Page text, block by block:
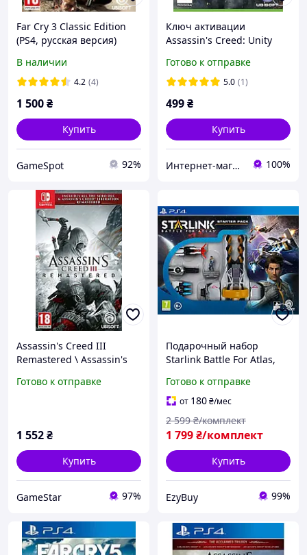
Far Cry 3 Classic Edition
(PS4, русская версия)
В наличии
4.2 (4)
1 500₴
Купить
GameSpot 92%
Ключ активации
Assassin's Creed: Unity
Готово к отправке
5.0 (1)
499₴
Купить
Интернет-магазин "KeyStoreGame" 100%
Assassin's Creed III
Remastered \ Assassin's
Switch
Готово к отправке
1 552₴
Купить
GameStar 97%
Подарочный набор
Starlink Battle For Atlas,
стартовый набор с
оружием и пилотом
Готово к отправке
от 180₴/мес
1 799₴/комплект
2 599 ₴/комплект
Купить
EzyBuy 99%